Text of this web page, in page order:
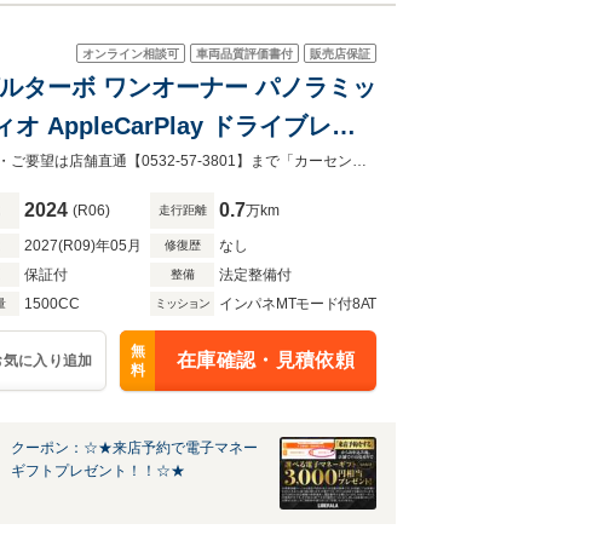
オンライン相談可 車両品質評価書付 販売店保証
ターボ ワンオーナー パノラミッ
オ AppleCarPlay ドライブレコ
パドルシフト ACC レーンキーLIBERALA豊橋の在庫にご注目頂きありがとうございます。ご不明点・ご要望は店舗直通【0532-57-3801】まで「カーセンサーを見て電話しました」とご連絡ください。
2024 (R06) 走行距離 0.7万km
2027(R09)年05月 修復歴 なし
保証付 整備 法定整備付
1500CC ミッション インパネMTモード付8AT
気に入り追加
無
料
在庫確認・見積依頼
クーポン：☆★来店予約で電子マネー
ギフトプレゼント！！☆★